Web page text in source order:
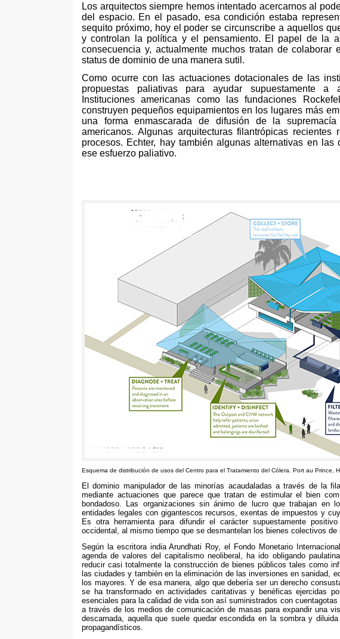
Los arquitectos siempre hemos intentado acercarnos al
del espacio. En el pasado, esa condición estaba
sequito próximo, hoy el poder se circunscribe a aquellos
y controlan la política y el pensamiento. El papel de la
consecuencia y, actualmente muchos tratan de colaborar
status de dominio de una manera sutil .
Como ocurre con las actuaciones dotacionales de las
propuestas paliativas para ayudar supuestamente a
Instituciones americanas como las fundaciones
construyen pequeños equipamientos en los lugares más
una forma enmascarada de difusión de la
americanos. Algunas arquitecturas filantrópicas
procesos. Echter, hay también algunas alternativas en las
ese esfuerzo paliativo.
Esquema de distribución de usos del Centro para el Tratamiento del Cólera Port au Prince
El dominio manipulador de las minorías acaudaladas a través de la
mediante actuaciones que parece que tratan de estimular el bien
bondadoso
Las organizaciones sin ánimo de lucro que trabajan en
entidades legales con gigantescos recursos ,exentas de impuestos y
Es otra herramienta para difundir el carácter supuestamente
occidental al mismo tiempo que se desmantelan los bienes colectivos
Según la escritora india Arundhati Roy,el Fondo Monetario Internacional
agenda de valores del capitalismo neoliberal , ha ido obligando
reducir casi totalmente la construcción de bienes públicos tales como
las ciudades y también en la eliminación de las inversiones en sanidad,
los mayores.Y de esa manera,algo que debería ser un derecho
se ha transformado en actividades caritativas y benéficas ejercidas
esenciales para la calidad de vida son así suministrados con
a través de los medios de comunicación de masas para expandir una
descarnada, aquella que suele quedar escondida en la sombra y
propagandísticos.